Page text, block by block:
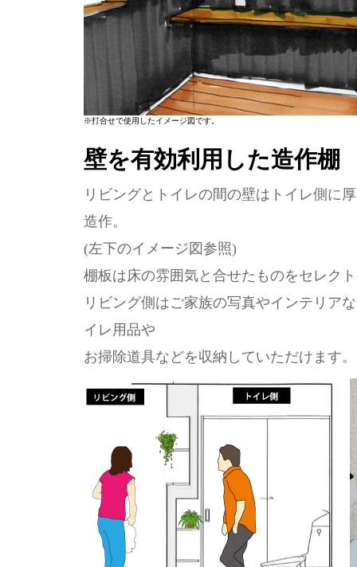
※打合せで使用したイメージ図です。
壁を有効利用した造作棚
リビングとトイレの間の壁はトイレ側に
造作。
(左下のイメージ図参照)
棚板は床の雰囲気と合せたものをセレク
リビング側はご家族の写真やインテリア
イレ用品や
お掃除道具などを収納していただけます。